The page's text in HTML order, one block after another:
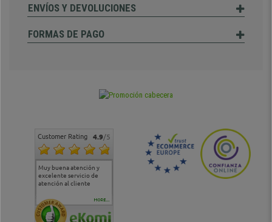
ENVÍOS Y DEVOLUCIONES
FORMAS DE PAGO
Customer Rating 4.9/5
Muy buena atención y
excelente servicio de
atención al cliente
Muy buena atención de
cara al asesoramiento
Si estoy contento
MORE...